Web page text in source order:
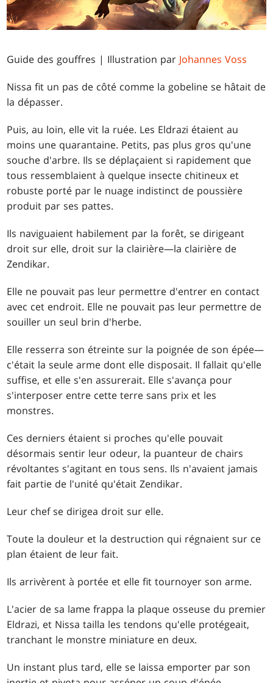
Guide des gouffres | Illustration par Johannes Voss
Nissa fit un pas de côté comme la gobeline se hâtait de
la dépasser.
Puis, au loin, elle vit la ruée. Les Eldrazi étaient au
moins une quarantaine. Petits, pas plus gros qu'une
souche d'arbre. Ils se déplaçaient si rapidement que
tous ressemblaient à quelque insecte chitineux et
robuste porté par le nuage indistinct de poussière
produit par ses pattes.
Ils naviguaient habilement par la forêt, se dirigeant
droit sur elle, droit sur la clairière—la clairière de
Zendikar.
Elle ne pouvait pas leur permettre d'entrer en contact
avec cet endroit. Elle ne pouvait pas leur permettre de
souiller un seul brin d'herbe.
Elle resserra son étreinte sur la poignée de son épée—
c'était la seule arme dont elle disposait. Il fallait qu'elle
suffise, et elle s'en assurerait. Elle s'avança pour
s'interposer entre cette terre sans prix et les
monstres.
Ces derniers étaient si proches qu'elle pouvait
désormais sentir leur odeur, la puanteur de chairs
révoltantes s'agitant en tous sens. Ils n'avaient jamais
fait partie de l'unité qu'était Zendikar.
Leur chef se dirigea droit sur elle.
Toute la douleur et la destruction qui régnaient sur ce
plan étaient de leur fait.
Ils arrivèrent à portée et elle fit tournoyer son arme.
L'acier de sa lame frappa la plaque osseuse du premier
Eldrazi, et Nissa tailla les tendons qu'elle protégeait,
tranchant le monstre miniature en deux.
Un instant plus tard, elle se laissa emporter par son